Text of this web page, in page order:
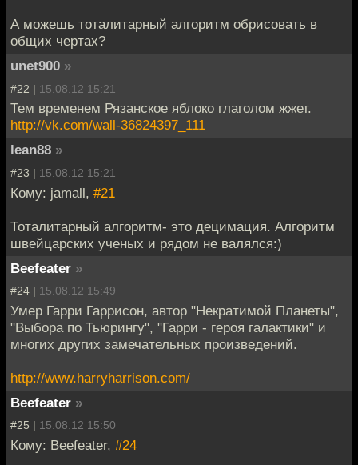
А можешь тоталитарный алгоритм обрисовать в
общих чертах?
unet900 »
#22 | 15.08.12 15:21
Тем временем Рязанское яблоко глаголом жжет.
http://vk.com/wall-36824397_111
lean88 »
#23 | 15.08.12 15:21
Кому: jamall, #21
Тоталитарный алгоритм- это децимация. Алгоритм
швейцарских ученых и рядом не валялся:)
Beefeater »
#24 | 15.08.12 15:49
Умер Гарри Гаррисон, автор "Некратимой Планеты",
"Выбора по Тьюрингу", "Гарри - героя галактики" и
многих других замечательных произведений.
http://www.harryharrison.com/
Beefeater »
#25 | 15.08.12 15:50
Кому: Beefeater, #24